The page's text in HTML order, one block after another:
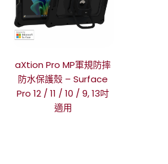
aXtion Pro MP軍規防摔
防水保護殼 – Surface
Pro 12 / 11 / 10 / 9, 13吋
適用